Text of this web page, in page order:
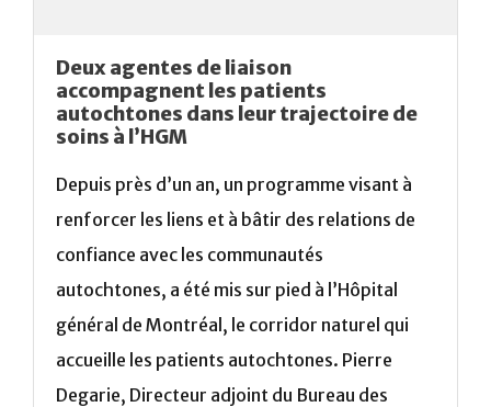
Deux agentes de liaison
accompagnent les patients
autochtones dans leur trajectoire de
soins à l’HGM
Depuis près d’un an, un programme visant à
renforcer les liens et à bâtir des relations de
confiance avec les communautés
autochtones, a été mis sur pied à l’Hôpital
général de Montréal, le corridor naturel qui
accueille les patients autochtones. Pierre
Degarie, Directeur adjoint du Bureau des